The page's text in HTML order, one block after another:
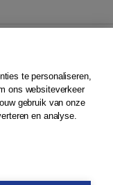
te personaliseren,
ons websiteverkeer
gebruik van onze
en analyse.